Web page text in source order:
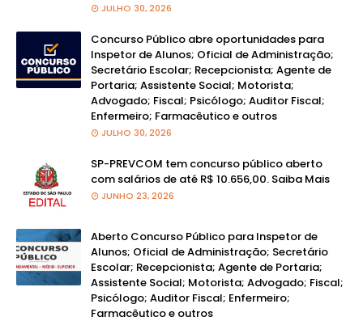
JULHO 30, 2026
Concurso Público abre oportunidades para
Inspetor de Alunos; Oficial de Administração;
Secretário Escolar; Recepcionista; Agente de
Portaria; Assistente Social; Motorista;
Advogado; Fiscal; Psicólogo; Auditor Fiscal;
Enfermeiro; Farmacêutico e outros
JULHO 30, 2026
SP-PREVCOM tem concurso público aberto
com salários de até R$ 10.656,00. Saiba Mais
JUNHO 23, 2026
Aberto Concurso Público para Inspetor de
Alunos; Oficial de Administração; Secretário
Escolar; Recepcionista; Agente de Portaria;
Assistente Social; Motorista; Advogado; Fiscal;
Psicólogo; Auditor Fiscal; Enfermeiro;
Farmacêutico e outros